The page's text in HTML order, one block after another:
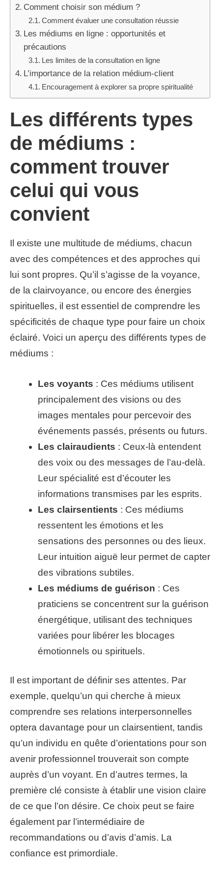
Comment choisir son médium ?
Comment évaluer une consultation réussie
Les médiums en ligne : opportunités et
précautions
Les limites de la consultation en ligne
L’importance de la relation médium-client
Encouragement à explorer sa propre spiritualité
Les différents types
de médiums :
comment trouver
celui qui vous
convient
Il existe une multitude de médiums, chacun
avec des compétences et des approches qui
lui sont propres. Qu’il s’agisse de la voyance,
de la clairvoyance, ou encore des énergies
spirituelles, il est essentiel de comprendre les
spécificités de chaque type pour faire un choix
éclairé. Voici un aperçu des différents types de
médiums :
Les voyants : Ces médiums utilisent
principalement des visions ou des
images mentales pour percevoir des
événements passés, présents ou futurs.
Les clairaudients : Ceux-là entendent
des voix ou des messages de l’au-delà.
Leur spécialité est d’écouter les
informations transmises par les esprits.
Les clairsentients : Ces médiums
ressentent les émotions et les
sensations des personnes ou des lieux.
Leur intuition aiguë leur permet de capter
des vibrations subtiles.
Les médiums de guérison : Ces
praticiens se concentrent sur la guérison
énergétique, utilisant des techniques
variées pour libérer les blocages
émotionnels ou spirituels.
Il est important de définir ses attentes. Par
exemple, quelqu’un qui cherche à mieux
comprendre ses relations interpersonnelles
optera davantage pour un clairsentient, tandis
qu’un individu en quête d’orientations pour son
avenir professionnel trouverait son compte
auprès d’un voyant. En d’autres termes, la
première clé consiste à établir une vision claire
de ce que l’on désire. Ce choix peut se faire
également par l’intermédiaire de
recommandations ou d’avis d’amis. La
confiance est primordiale.